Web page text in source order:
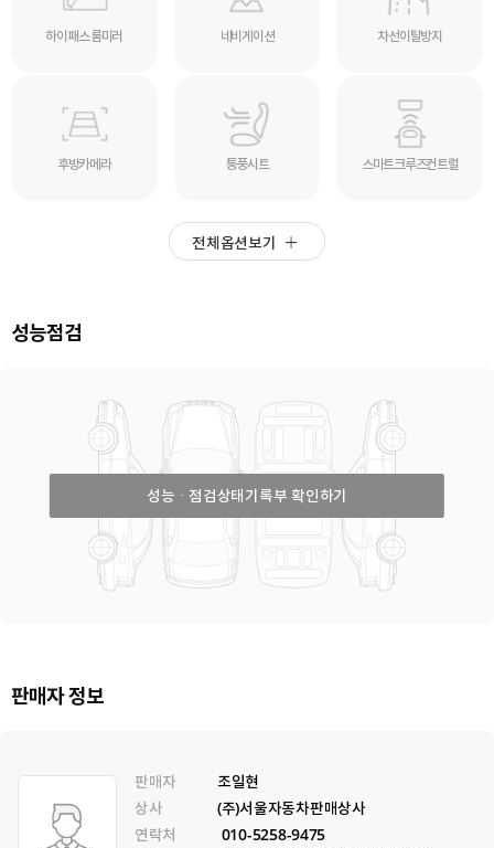
하이패스 룸미러 네비게이션 차선이탈방지
후방카메라 통풍시트 스마트크루즈컨트럴
전체옵션보기
성능점검
성능ㆍ점검상태기록부 확인하기
판매자 정보
판매자
조일현
상사
(주)서울자동차판매상사
연락처
010-5258-9475